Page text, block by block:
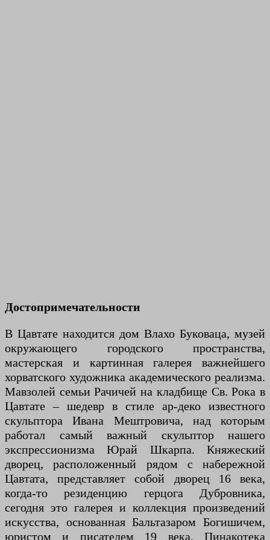
Достопримечательности
В Цавтате находится дом Влахо Буковаца, музей
окружающего городского пространства,
мастерская и картинная галерея важнейшего
хорватского художника академического реализма.
Мавзолей семьи Рачичей на кладбище Св. Рока в
Цавтате – шедевр в стиле ар-деко известного
скульптора Ивана Мештровича, над которым
работал самый важный скульптор нашего
экспрессионизма Юрай Шкарпа. Княжеский
дворец, расположенный рядом с набережной
Цавтата, представляет собой дворец 16 века,
когда-то резиденцию герцога Дубровника,
сегодня это галерея и коллекция произведений
искусства, основанная Бальтазаром Богишичем,
юристом и писателем 19 века. Пинакотека